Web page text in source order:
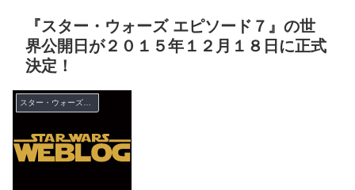
『スター・ウォーズ エピソード７』の世
界公開日が２０１５年１２月１８日に正式
決定！